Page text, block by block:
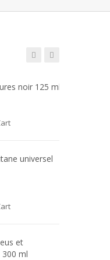
noir 125 ml
universel
et
ml